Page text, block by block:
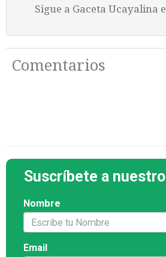
Sigue a Gaceta Ucayalina
Comentarios
Suscríbete a
Nombre
Email